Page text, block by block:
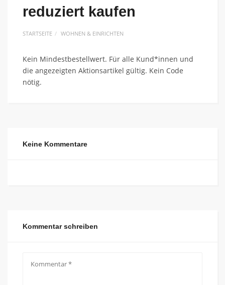
reduziert kaufen
STARTSEITE WOHNEN & EINRICHTEN
Kein Mindestbestellwert. Für alle Kund*innen und
die angezeigten Aktionsartikel gültig. Kein Code
nötig.
Keine Kommentare
Kommentar schreiben